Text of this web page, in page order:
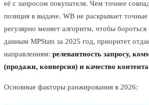
её с запросом покупателя. Чем точнее
позиция в выдаче. WB не раскрывает
регулярно меняет алгоритм, чтобы
данным MPStats за 2025 год, приоритет
направлениям: релевантность запросу,
(продажи, конверсия) и качество контента
Основные факторы ранжирования в 2026: